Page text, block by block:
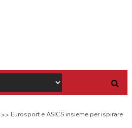
Eurosport e ASICS insieme per ispirare